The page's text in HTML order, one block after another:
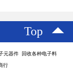
Top
元器件 回收各种电子料
行